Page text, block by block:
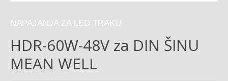
NAPAJANJA ZA LED TRAKU
HDR-60W-48V za DIN ŠINU
MEAN WELL